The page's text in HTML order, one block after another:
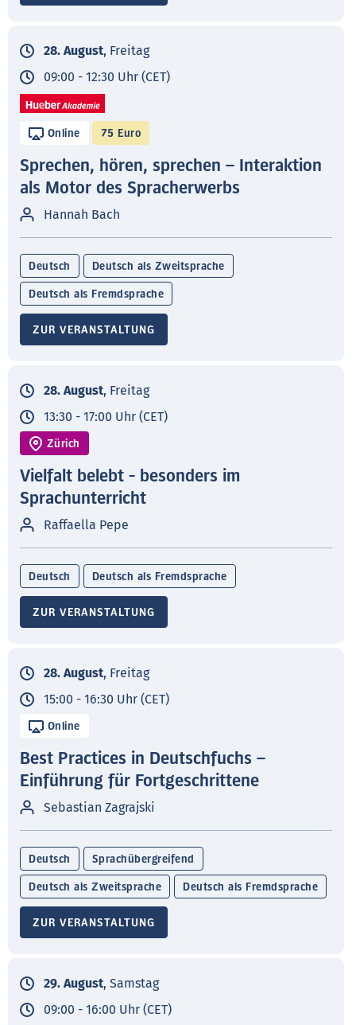
28. August, Freitag
09:00 - 12:30 Uhr (CET)
Online 75 Euro
Sprechen, hören, sprechen – Interaktion
als Motor des Spracherwerbs
Hannah Bach
Deutsch Deutsch als Zweitsprache
Deutsch als Fremdsprache
ZUR VERANSTALTUNG
28. August, Freitag
13:30 - 17:00 Uhr (CET)
Zürich
Vielfalt belebt - besonders im
Sprachunterricht
Raffaella Pepe
Deutsch Deutsch als Fremdsprache
ZUR VERANSTALTUNG
28. August, Freitag
15:00 - 16:30 Uhr (CET)
Online
Best Practices in Deutschfuchs –
Einführung für Fortgeschrittene
Sebastian Zagrajski
Deutsch Sprachübergreifend
Deutsch als Zweitsprache Deutsch als Fremdsprache
ZUR VERANSTALTUNG
29. August, Samstag
09:00 - 16:00 Uhr (CET)